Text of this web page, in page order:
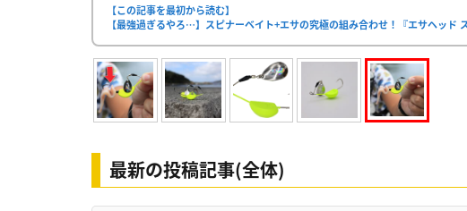
【この記事を最初から読む】
【最強過ぎるやろ…】スピナーベイト+エサの究極の組み合わせ！『エサヘッド
最新の投稿記事(全体)